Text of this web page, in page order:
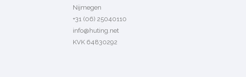
Nijmegen
+31 (06) 25040110
info@huting.net
KVK 64830292